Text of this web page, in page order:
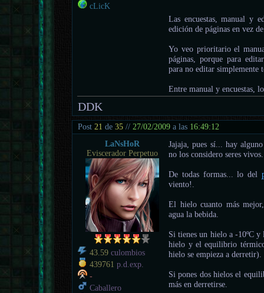
cLicK
Las encuestas, manual y
edición de páginas en vez
Yo veo prioritario el
páginas, porque para
para no editar simplemente
Entre manual y encuestas,
DDK
Post 21 de35 // 27/02/2009 a las 16:49:12
LaNsHoR
Eviscerador Perpetuo
43.59 culombios
439761 p.d.exp.
-
Caballero
Jajaja, pues sí... hay
no los considero seres vivos.
De todas formas... lo del
viento!.
El hielo cuanto más
agua la bebida.
Si tienes un hielo a -10ºC y
hielo y el equilibrio
hielo se empieza a derretir).
Si pones dos hielos el
más en derretirse.